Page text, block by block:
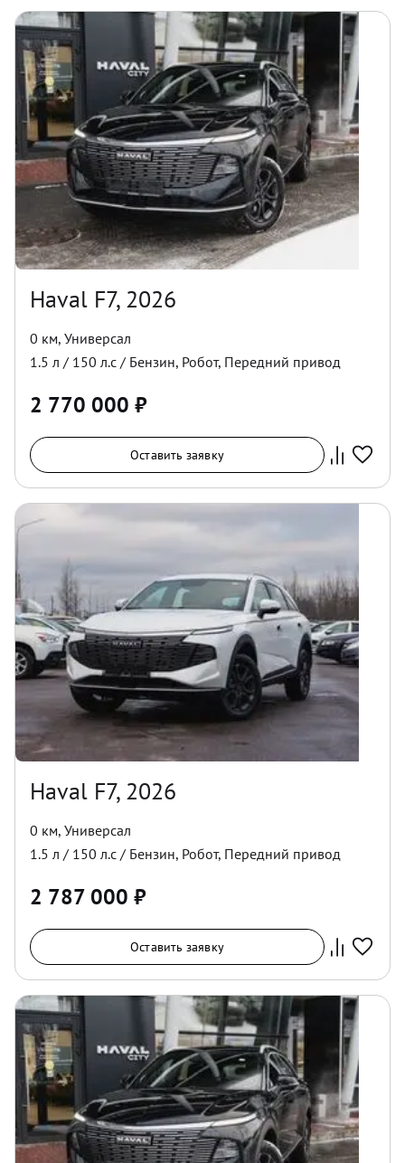
Haval F7, 2026
0 км, Универсал
1.5 л / 150 л.с / Бензин, Робот, Передний привод
2 770 000 ₽
Оставить заявку
Haval F7, 2026
0 км, Универсал
1.5 л / 150 л.с / Бензин, Робот, Передний привод
2 787 000 ₽
Оставить заявку